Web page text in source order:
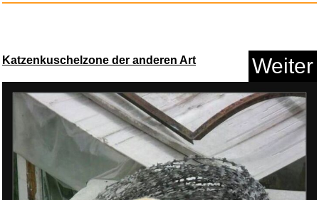
Disney´s Lustiges Taschenbuch...
Katzenkuschelzone der anderen Art Weiter